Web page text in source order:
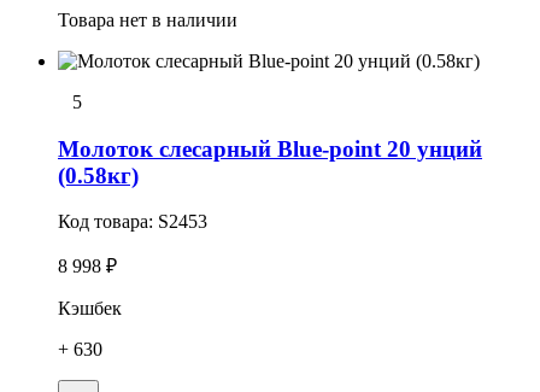
Товара нет в наличии
5
Молоток слесарный Blue-point 20 унций
(0.58кг)
Код товара: S2453
8 998 ₽
Кэшбек
+ 630